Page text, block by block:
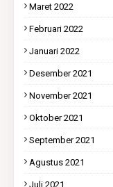
Maret 2022
Februari 2022
Januari 2022
Desember 2021
November 2021
Oktober 2021
September 2021
Agustus 2021
Juli 2021